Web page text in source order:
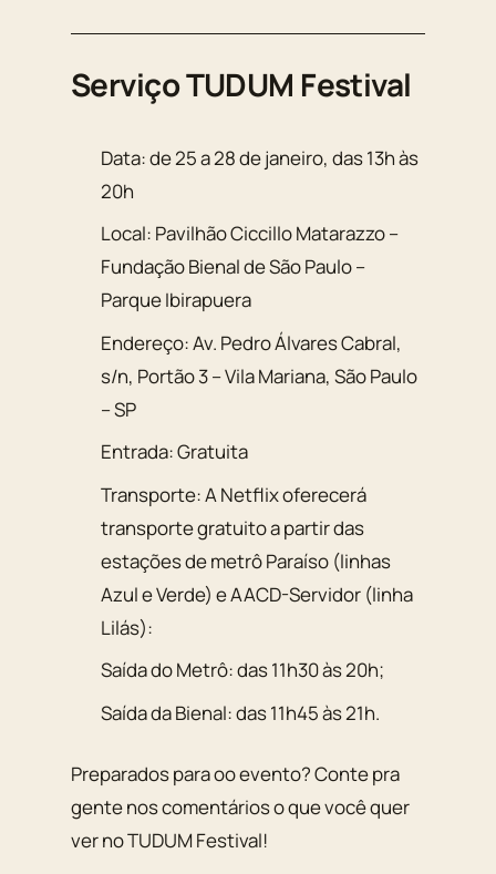
Serviço TUDUM Festival
Data: de 25 a 28 de janeiro, das 13h às
20h
Local: Pavilhão Ciccillo Matarazzo –
Fundação Bienal de São Paulo –
Parque Ibirapuera
Endereço: Av. Pedro Álvares Cabral,
s/n, Portão 3 – Vila Mariana, São Paulo
– SP
Entrada: Gratuita
Transporte: A Netflix oferecerá
transporte gratuito a partir das
estações de metrô Paraíso (linhas
Azul e Verde) e AACD-Servidor (linha
Lilás):
Saída do Metrô: das 11h30 às 20h;
Saída da Bienal: das 11h45 às 21h.
Preparados para oo evento? Conte pra
gente nos comentários o que você quer
ver no TUDUM Festival!